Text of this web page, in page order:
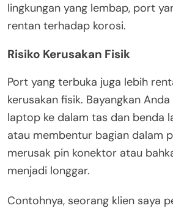
lingkungan yang lembap, port
rentan terhadap korosi.
Risiko Kerusakan Fisik
Port yang terbuka juga lebih
kerusakan fisik. Bayangkan
laptop ke dalam tas dan benda
atau membentur bagian dalam
merusak pin konektor atau
menjadi longgar.
Contohnya, seorang klien saya